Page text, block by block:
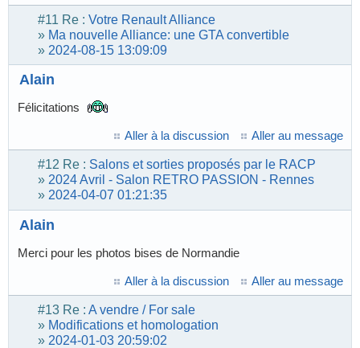
#11 Re : Votre Renault Alliance
» Ma nouvelle Alliance: une GTA convertible
» 2024-08-15 13:09:09
Alain
Félicitations
Aller à la discussion Aller au message
#12 Re : Salons et sorties proposés par le RACP
» 2024 Avril - Salon RETRO PASSION - Rennes
» 2024-04-07 01:21:35
Alain
Merci pour les photos bises de Normandie
Aller à la discussion Aller au message
#13 Re : A vendre / For sale
» Modifications et homologation
» 2024-01-03 20:59:02